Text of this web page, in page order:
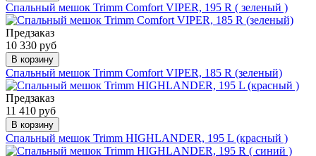
Спальный мешок Trimm Comfort VIPER, 195 R ( зеленый )
Предзаказ
10 330 руб
В корзину
Спальный мешок Trimm Comfort VIPER, 185 R (зеленый)
Предзаказ
11 410 руб
В корзину
Спальный мешок Trimm HIGHLANDER, 195 L (красный )